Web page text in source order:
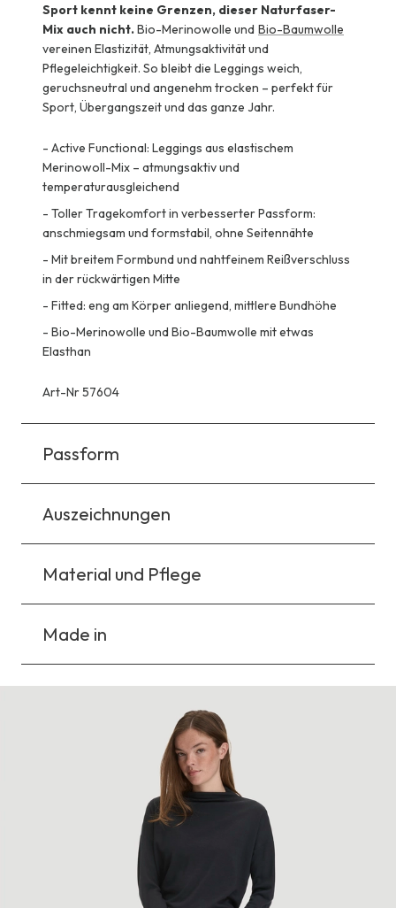
Sport kennt keine Grenzen, dieser Naturfaser-
Mix auch nicht.Bio-Merinowolle und Bio-Baumwolle
vereinen Elastizität, Atmungsaktivität und
Pflegeleichtigkeit. So bleibt die Leggings weich,
geruchsneutral und angenehm trocken – perfekt für
Sport, Übergangszeit und das ganze Jahr.
- Active Functional: Leggings aus elastischem
Merinowoll-Mix – atmungsaktiv und
temperaturausgleichend
- Toller Tragekomfort in verbesserter Passform:
anschmiegsam und formstabil, ohne Seitennähte
- Mit breitem Formbund und nahtfeinem Reißverschluss
in der rückwärtigen Mitte
- Fitted: eng am Körper anliegend, mittlere Bundhöhe
- Bio-Merinowolle und Bio-Baumwolle mit etwas
Elasthan
Art-Nr 57604
Passform
Auszeichnungen
Material und Pflege
Made in